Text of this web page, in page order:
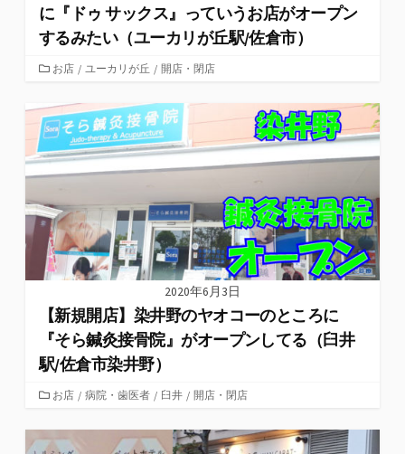
に『ドゥ サックス』っていうお店がオープン
するみたい（ユーカリが丘駅/佐倉市）
カ
ゴ
リ
ー
お店 / ユーカリが丘 / 開店・閉店
2020年6月3日
【新規開店】染井野のヤオコーのところに
『そら鍼灸接骨院』がオープンしてる（臼井
駅/佐倉市染井野）
カ
ゴ
リ
お店 / 病院・歯医者 / 臼井 / 開店・閉店